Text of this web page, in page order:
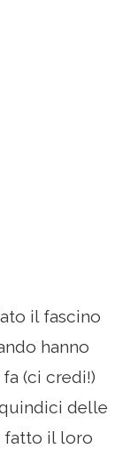
il fascino
hanno
(ci credi!)
delle
fatto il loro